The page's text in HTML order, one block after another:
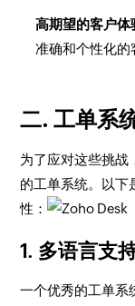
高期望的客户体
准确和个性化的
二. 工单系
为了应对这些挑战
的工单系统。以下
性：
1. 多语言支
一个优秀的工单系